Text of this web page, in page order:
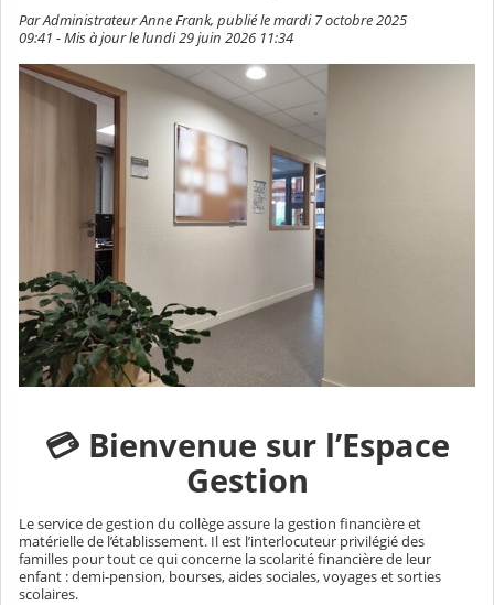
Par Administrateur Anne Frank, publié le mardi 7 octobre 2025
09:41 - Mis à jour le lundi 29 juin 2026 11:34
💳 Bienvenue sur l’Espace
Gestion
Le service de gestion du collège assure la gestion financière et
matérielle de l’établissement. Il est l’interlocuteur privilégié des
familles pour tout ce qui concerne la scolarité financière de leur
enfant : demi-pension, bourses, aides sociales, voyages et sorties
scolaires.